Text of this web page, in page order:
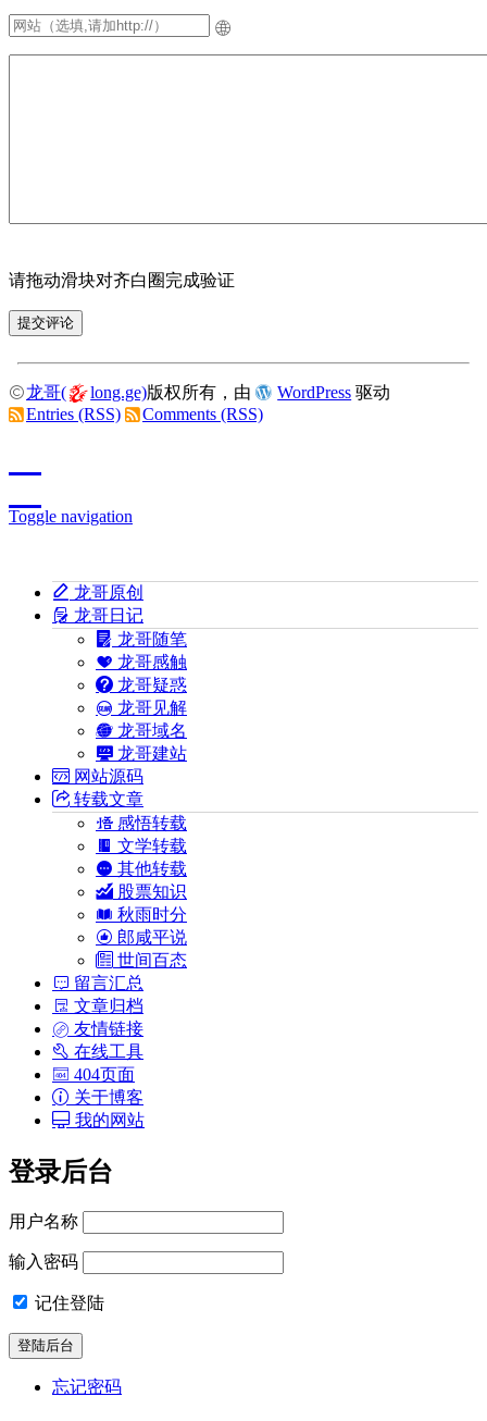
请拖动滑块对齐白圈完成验证
龙哥( long.ge)版权所有，由 WordPress 驱动
Entries (RSS)
Comments (RSS)
Toggle navigation
龙哥原创
龙哥日记
龙哥随笔
龙哥感触
龙哥疑惑
龙哥见解
龙哥域名
龙哥建站
网站源码
转载文章
感悟转载
文学转载
其他转载
股票知识
秋雨时分
郎咸平说
世间百态
留言汇总
文章归档
友情链接
在线工具
404页面
关于博客
我的网站
登录后台
用户名称
输入密码
记住登陆
忘记密码